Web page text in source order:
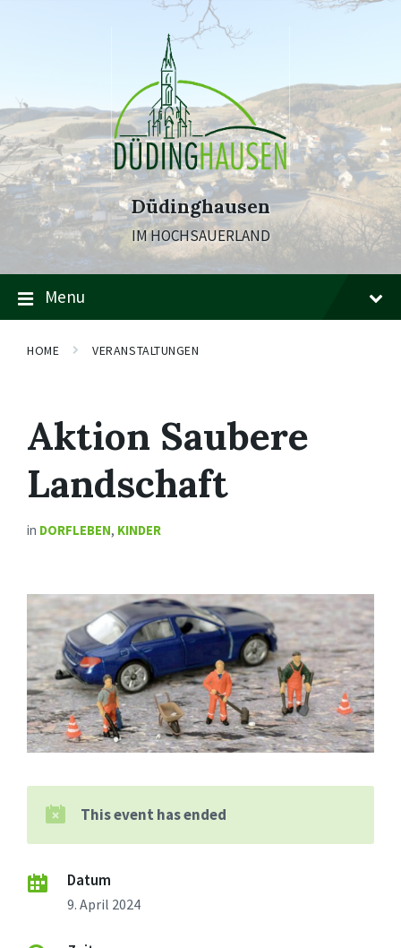
Düdinghausen
IM HOCHSAUERLAND
Menu
HOME VERANSTALTUNGEN
Aktion Saubere
Landschaft
in DORFLEBEN, KINDER
This event has ended
Datum
9. April 2024